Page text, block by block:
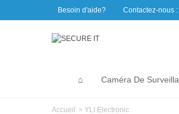
Besoin d'aide? Contactez-nous
Caméra De
Accueil > YLI Electronic